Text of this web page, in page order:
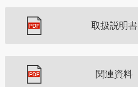
取扱説明書
関連資料